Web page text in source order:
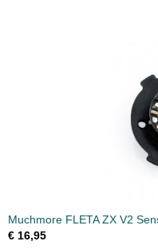
Muchmore FLETA ZX V2
€ 16,95